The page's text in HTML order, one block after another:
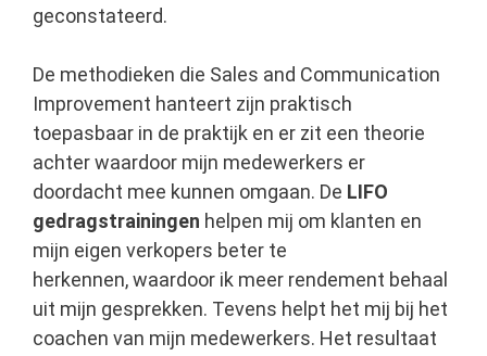
geconstateerd.
De methodieken die Sales and Communication
Improvement hanteert zijn praktisch
toepasbaar in de praktijk en er zit een theorie
achter waardoor mijn medewerkers er
doordacht mee kunnen omgaan. De LIFO
gedragstrainingen helpen mij om klanten en
mijn eigen verkopers beter te
herkennen, waardoor ik meer rendement behaal
uit mijn gesprekken. Tevens helpt het mij bij het
coachen van mijn medewerkers. Het resultaat